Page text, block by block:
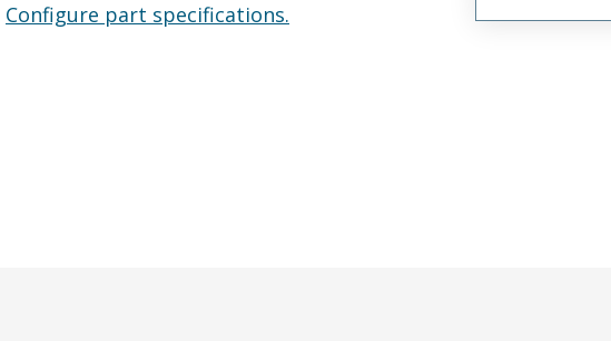
Configure part specifications.